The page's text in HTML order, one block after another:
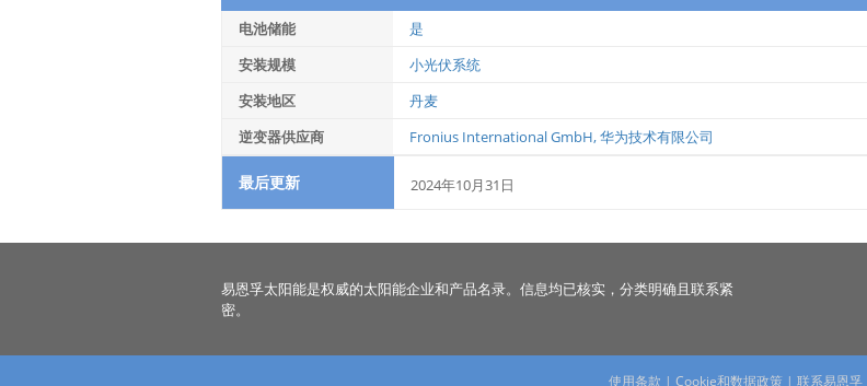
电池储能
是
安装规模
小光伏系统
安装地区
丹麦
逆变器供应商
Fronius International GmbH,华为技术有限公司
最后更新 2024年10月31日
易恩孚太阳能是权威的太阳能企业和产品名录。信息均已核实，分类明确且联系紧
密。
使用条款 | Cookie和数据政策 | 联系易恩孚